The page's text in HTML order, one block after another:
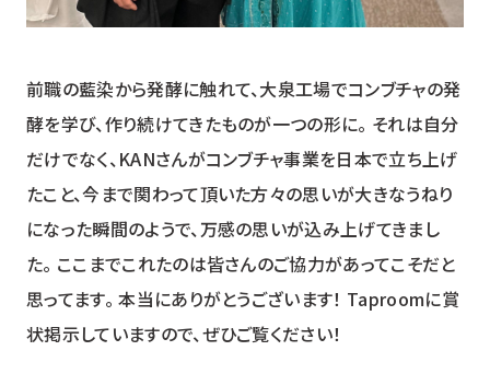
前職の藍染から発酵に触れて、大泉工場でコンブチャの発
酵を学び、作り続けてきたものが一つの形に。 それは自分
だけでなく、KANさんがコンブチャ事業を日本で立ち上げ
たこと、今まで関わって頂いた方々の思いが大きなうねり
になった瞬間のようで、万感の思いが込み上げてきまし
た。 ここまでこれたのは皆さんのご協力があってこそだと
思ってます。 本当にありがとうございます！ Taproomに賞
状掲示していますので、ぜひご覧ください！